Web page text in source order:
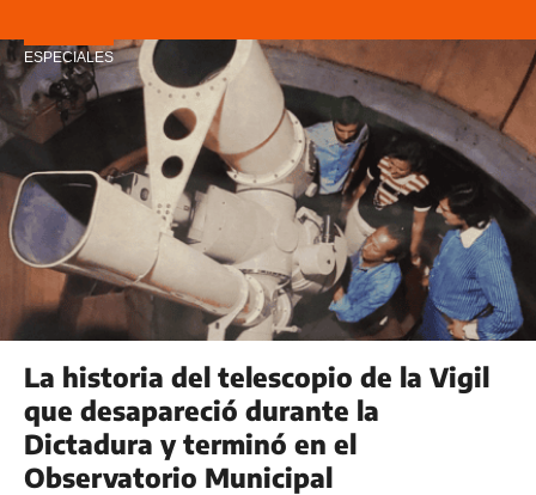
ESPECIALES
La historia del telescopio de la Vigil
que desapareció durante la
Dictadura y terminó en el
Observatorio Municipal